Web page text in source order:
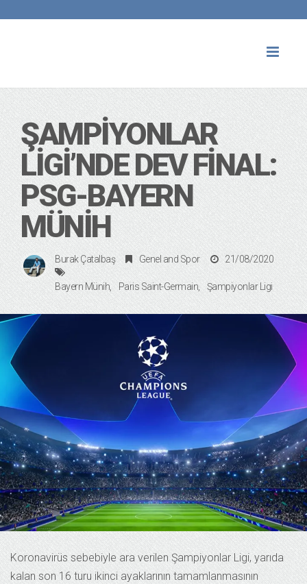
ŞAMPIYONLAR
LIGI’NDE DEV FINAL:
PSG-BAYERN
MÜNIH
Burak Çatalbaş Genel and Spor 21/08/2020
Bayern Münih Paris Saint-Germain Şampiyonlar Ligi
Koronavirüs sebebiyle ara verilen Şampiyonlar Ligi, yarıda
kalan son 16 turu ikinci ayaklarının tamamlanmasının